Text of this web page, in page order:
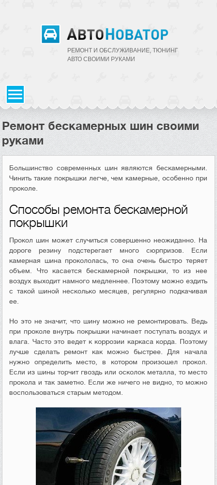
РЕМОНТ И ОБСЛУЖИВАНИЕ, ТЮНИНГ
АВТО CВОИМИ РУКАМИ
Ремонт бескамерных шин своими
руками
Большинство современных шин являются бескамерными.
Чинить такие покрышки легче, чем камерные, особенно при
проколе.
Способы ремонта бескамерной
покрышки
Прокол шин может случиться совершенно неожиданно. На
дороге резину подстерегает много сюрпризов. Если
камерная шина прокололась, то она очень быстро теряет
объем. Что касается бескамерной покрышки, то из нее
воздух выходит намного медленнее. Поэтому можно ездить
с такой шиной несколько месяцев, регулярно подкачивая
ее.
Но это не значит, что шину можно не ремонтировать. Ведь
при проколе внутрь покрышки начинает поступать воздух и
влага. Часто это ведет к коррозии каркаса корда. Поэтому
лучше сделать ремонт как можно быстрее. Для начала
нужно определить место, в котором произошел прокол.
Если из шины торчит гвоздь или осколок металла, то место
прокола и так заметно. Если же ничего не видно, то можно
воспользоваться старым методом.